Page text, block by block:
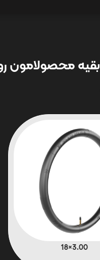
بقیه محصولامون
3.00×18